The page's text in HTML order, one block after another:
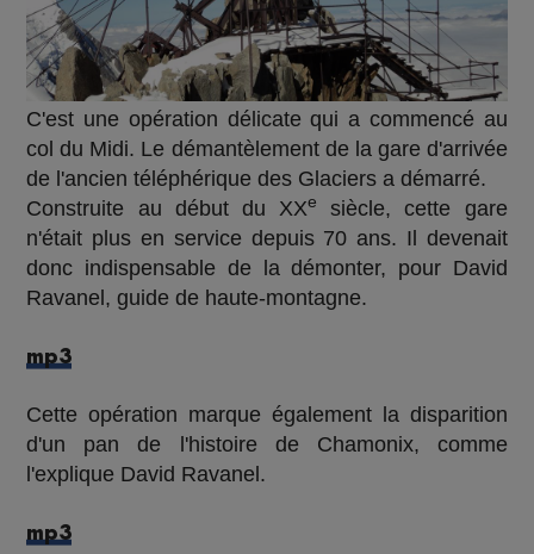
C'est une opération délicate qui a commencé au
col du Midi. Le démantèlement de la gare d'arrivée
de l'ancien téléphérique des Glaciers a démarré.
Construite au début du XXe
siècle, cette gare
n'était plus en service depuis 70 ans. Il devenait
donc indispensable de la démonter, pour David
Ravanel, guide de haute-montagne.
mp3
Cette opération marque également la disparition
d'un pan de l'histoire de Chamonix, comme
l'explique David Ravanel.
mp3